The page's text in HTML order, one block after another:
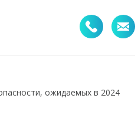
ожидаемых в 2024